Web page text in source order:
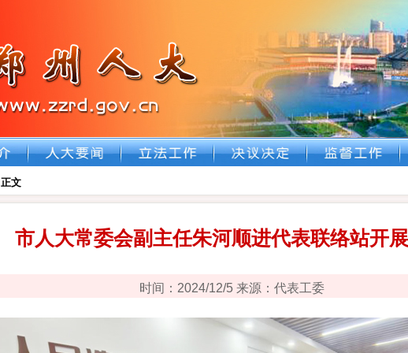
正文
市人大常委会副主任朱河顺进代表联络站开
时间：2024/12/5 来源：代表工委